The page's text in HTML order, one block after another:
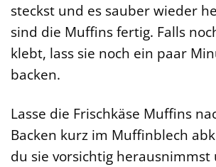
steckst und es sauber wieder
sind die Muffins fertig. Falls
klebt, lass sie noch ein paar
backen.
Lasse die Frischkäse Muffins
Backen kurz im Muffinblech
du sie vorsichtig herausnimmst